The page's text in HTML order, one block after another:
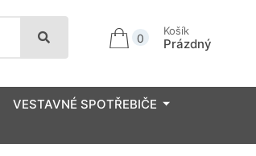
0
Košík
Prázdný
VESTAVNÉ SPOTŘEBIČE